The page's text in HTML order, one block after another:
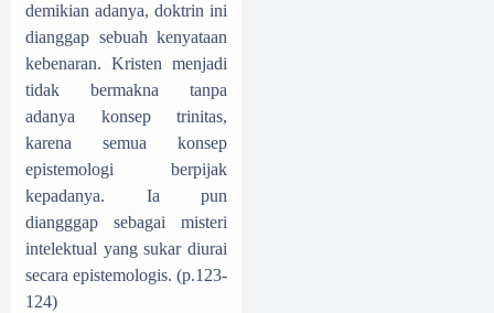
demikian adanya, doktrin ini
dianggap sebuah kenyataan
kebenaran. Kristen menjadi
tidak bermakna tanpa
adanya konsep trinitas,
karena semua konsep
epistemologi berpijak
kepadanya. Ia pun
diangggap sebagai misteri
intelektual yang sukar diurai
secara epistemologis. (p.123-
124)